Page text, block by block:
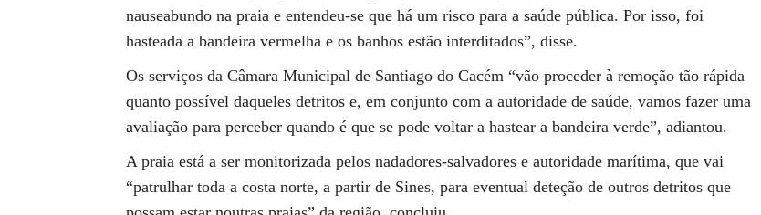
nauseabundo na praia e entendeu-se que há um risco para a saúde pública. Por isso, foi
hasteada a bandeira vermelha e os banhos estão interditados”, disse.
Os serviços da Câmara Municipal de Santiago do Cacém “vão proceder à remoção tão rápida
quanto possível daqueles detritos e, em conjunto com a autoridade de saúde, vamos fazer uma
avaliação para perceber quando é que se pode voltar a hastear a bandeira verde”, adiantou.
A praia está a ser monitorizada pelos nadadores-salvadores e autoridade marítima, que vai
“patrulhar toda a costa norte, a partir de Sines, para eventual deteção de outros detritos que